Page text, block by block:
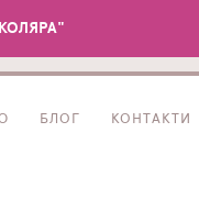
БЛОГ КОНТАКТИ